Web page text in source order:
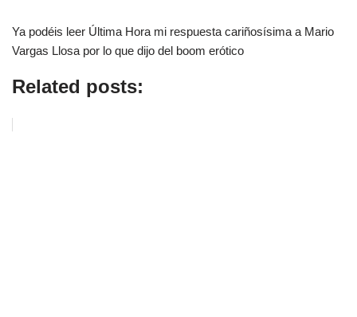
Ya podéis leer Última Hora mi respuesta cariñosísima a Mario
Vargas Llosa por lo que dijo del boom erótico
Related posts: